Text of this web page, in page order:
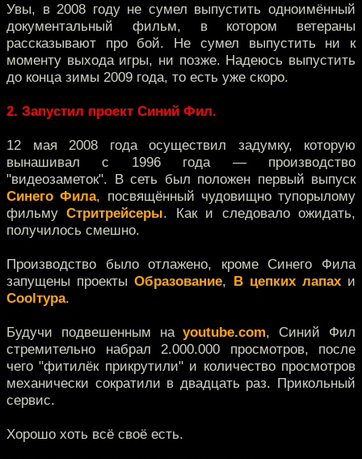
Увы, в 2008 году не сумел выпустить одноимённый
документальный фильм, в котором ветераны
рассказывают про бой. Не сумел выпустить ни к
моменту выхода игры, ни позже. Надеюсь выпустить
до конца зимы 2009 года, то есть уже скоро.
2. Запустил проект Синий Фил.
12 мая 2008 года осуществил задумку, которую
вынашивал с 1996 года — производство
"видеозаметок". В сеть был положен первый выпуск
Синего Фила, посвящённый чудовищно тупорылому
фильмуСтритрейсеры. Как и следовало ожидать,
получилось смешно.
Производство было отлажено, кроме Синего Фила
запущены проектыОбразование, В цепких лапахи
Coolтура.
Будучи подвешенным наyoutube.com, Синий Фил
стремительно набрал 2.000.000 просмотров, после
чего "фитилёк прикрутили" и количество просмотров
механически сократили в двадцать раз. Прикольный
сервис.
Хорошо хоть всё своё есть.